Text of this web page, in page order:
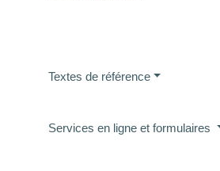
Textes de référence
Services en ligne et formulaires